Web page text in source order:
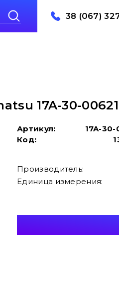
38 (067)
17A-30-00621
Артикул:
17A-30-
Код:
Производитель:
Единица измерения: